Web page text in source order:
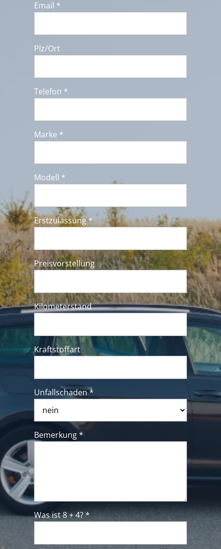
Email *
Plz/Ort
Telefon *
Marke *
Modell *
Erstzulassung *
Preisvorstellung
Kilometerstand
Kraftstoffart
Unfallschaden *
Bemerkung *
Was ist 8 + 4? *